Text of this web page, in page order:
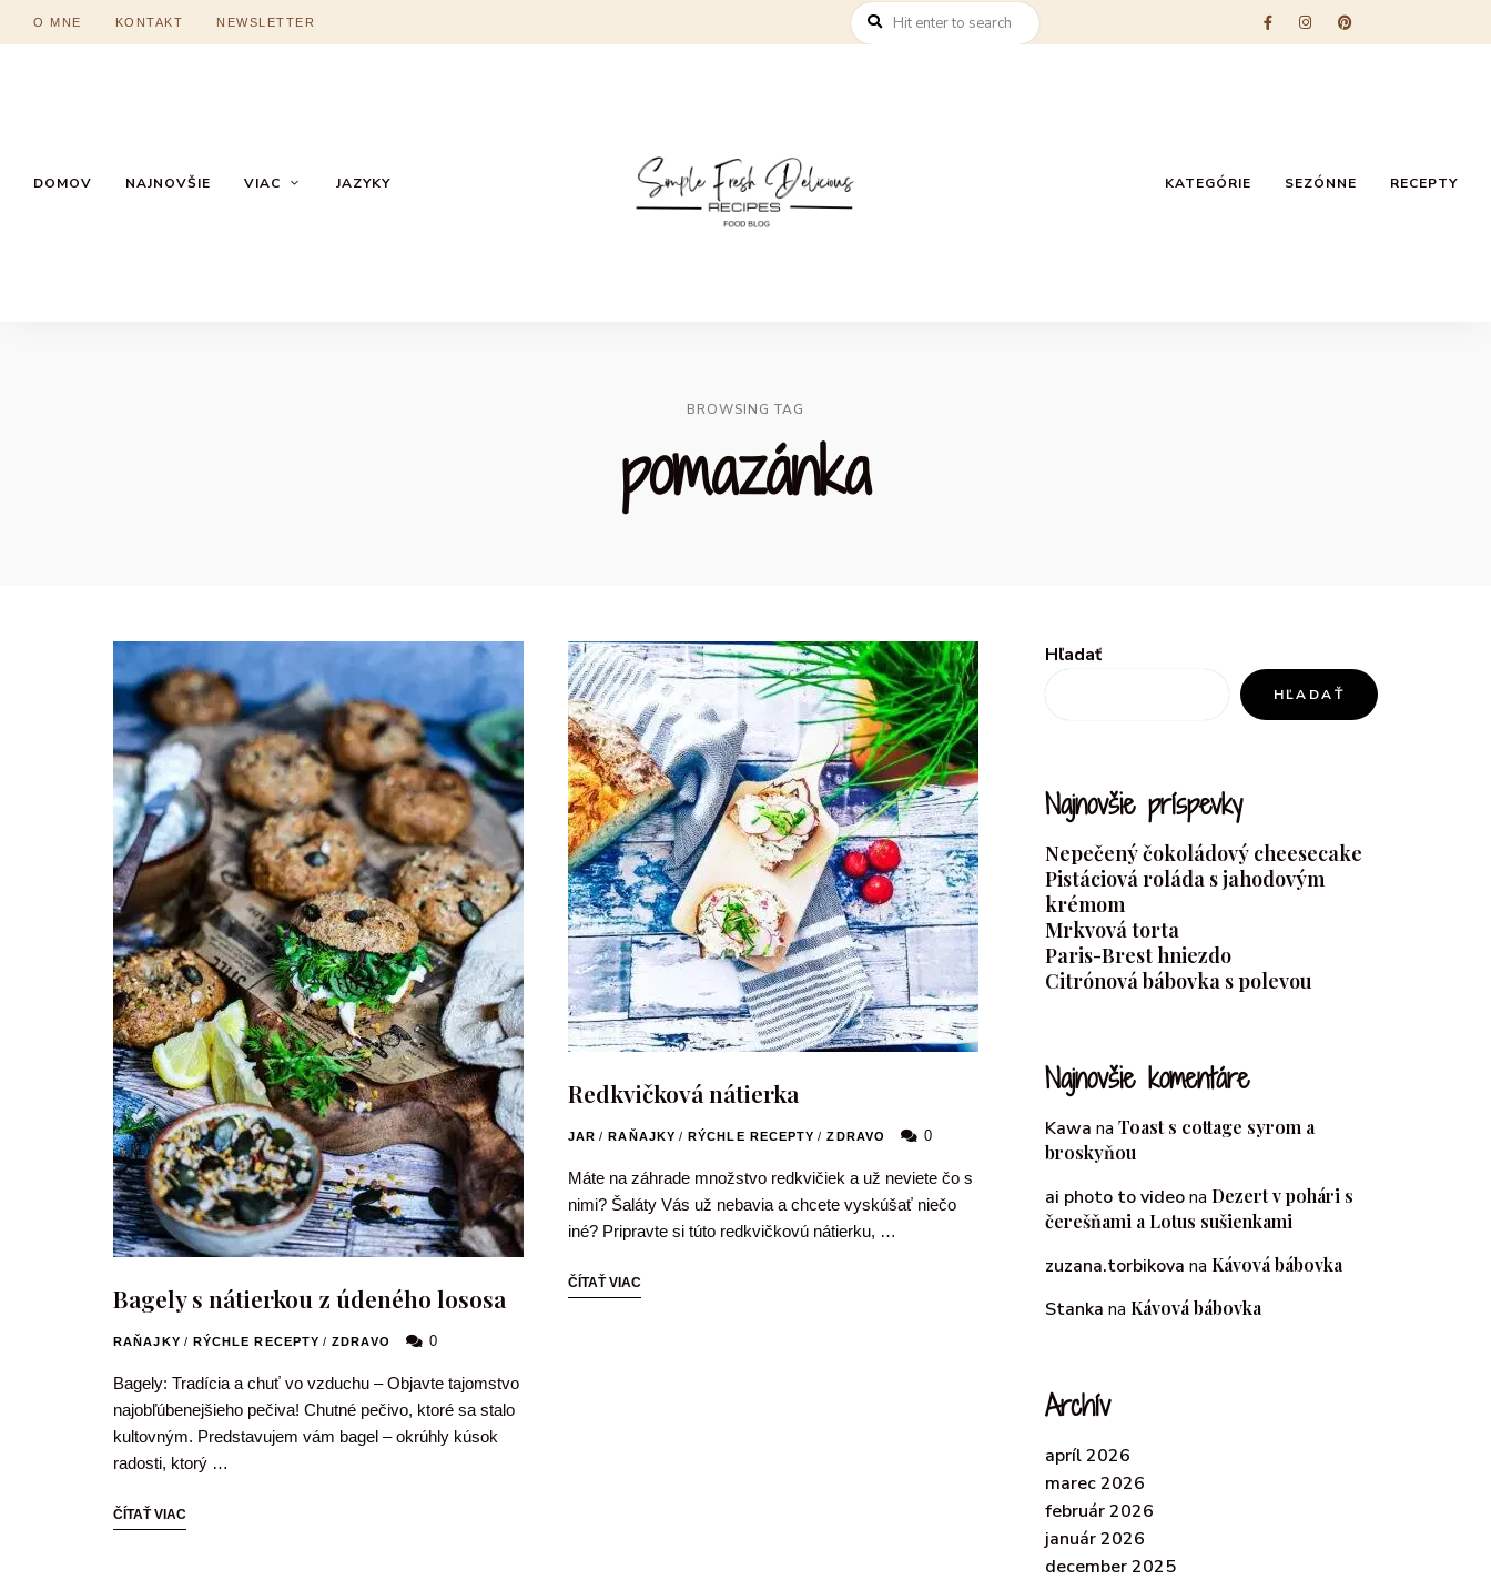
O MNE KONTAKT NEWSLETTER
DOMOV NAJNOVŠIE VIAC JAZYKY KATEGÓRIE SEZÓNNE RECEPTY
BROWSING TAG
pomazánka
Bagely s nátierkou z údeného lososa
RAŇAJKY / RÝCHLE RECEPTY / ZDRAVO 0
Bagely: Tradícia a chuť vo vzduchu – Objavte tajomstvo
najobľúbenejšieho pečiva! Chutné pečivo, ktoré sa stalo
kultovným. Predstavujem vám bagel – okrúhly kúsok
radosti, ktorý …
ČÍTAŤ VIAC
Redkvičková nátierka
JAR / RAŇAJKY / RÝCHLE RECEPTY / ZDRAVO 0
Máte na záhrade množstvo redkvičiek a už neviete čo s
nimi? Šaláty Vás už nebavia a chcete vyskúšať niečo
iné? Pripravte si túto redkvičkovú nátierku, …
ČÍTAŤ VIAC
Hľadať
HĽADAŤ
Najnovšie príspevky
Nepečený čokoládový cheesecake
Pistáciová roláda s jahodovým
krémom
Mrkvová torta
Paris-Brest hniezdo
Citrónová bábovka s polevou
Najnovšie komentáre
Kawa na Toast s cottage syrom a
broskyňou
ai photo to videona Dezert v pohári s
čerešňami a Lotus sušienkami
zuzana.torbikova na Kávová bábovka
Stanka na Kávová bábovka
Archív
apríl 2026
marec 2026
február 2026
január 2026
december 2025